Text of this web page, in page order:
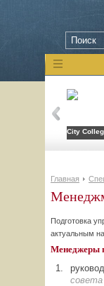
City
Главная
Подготовка
актуальным
Менеджеры
совета